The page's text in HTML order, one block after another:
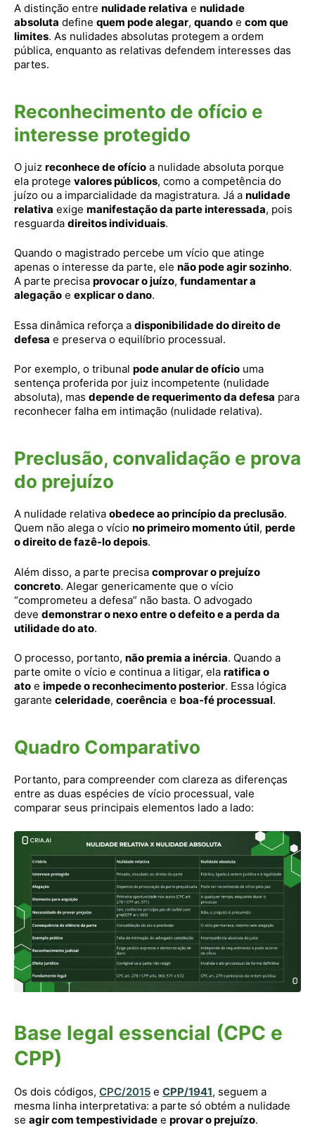
A distinção entre nulidade relativa e nulidade
absoluta define quem pode alegar, quando e com que
limites. As nulidades absolutas protegem a ordem
pública, enquanto as relativas defendem interesses das
partes.
Reconhecimento de ofício e
interesse protegido
O juiz reconhece de ofício a nulidade absoluta porque
ela protege valores públicos, como a competência do
juízo ou a imparcialidade da magistratura. Já a nulidade
relativa exige manifestação da parte interessada, pois
resguarda direitos individuais.
Quando o magistrado percebe um vício que atinge
apenas o interesse da parte, ele não pode agir sozinho.
A parte precisa provocar o juízo, fundamentar a
alegação e explicar o dano.
Essa dinâmica reforça a disponibilidade do direito de
defesa e preserva o equilíbrio processual.
Por exemplo, o tribunal pode anular de ofício uma
sentença proferida por juiz incompetente (nulidade
absoluta), mas depende de requerimento da defesa para
reconhecer falha em intimação (nulidade relativa).
Preclusão, convalidação e prova
do prejuízo
A nulidade relativa obedece ao princípio da preclusão.
Quem não alega o vício no primeiro momento útil, perde
o direito de fazê-lo depois.
Além disso, a parte precisa comprovar o prejuízo
concreto. Alegar genericamente que o vício
“comprometeu a defesa” não basta. O advogado
deve demonstrar o nexo entre o defeito e a perda da
utilidade do ato.
O processo, portanto, não premia a inércia. Quando a
parte omite o vício e continua a litigar, ela ratifica o
ato e impede o reconhecimento posterior. Essa lógica
garante celeridade, coerência e boa-fé processual.
Quadro Comparativo
Portanto, para compreender com clareza as diferenças
entre as duas espécies de vício processual, vale
comparar seus principais elementos lado a lado:
Base legal essencial (CPC e
CPP)
Os dois códigos, CPC/2015 e CPP/1941, seguem a
mesma linha interpretativa: a parte só obtém a nulidade
se agir com tempestividade e provar o prejuízo.